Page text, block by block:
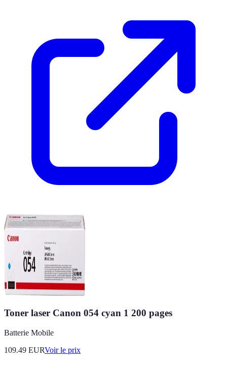
Toner laser Canon 054 cyan 1 200 pages
Batterie Mobile
109.49 EURVoir le prix